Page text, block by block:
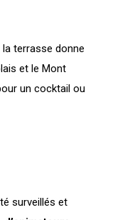
la terrasse donne
et le Mont
un cocktail ou
surveillés et